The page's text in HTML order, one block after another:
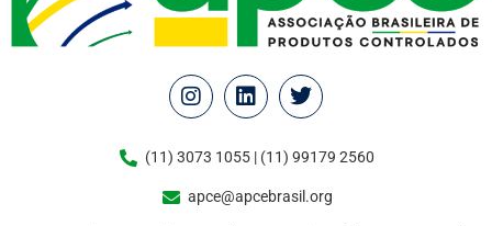
(11) 3073 1055 | (11) 99179 2560
apce@apcebrasil.org